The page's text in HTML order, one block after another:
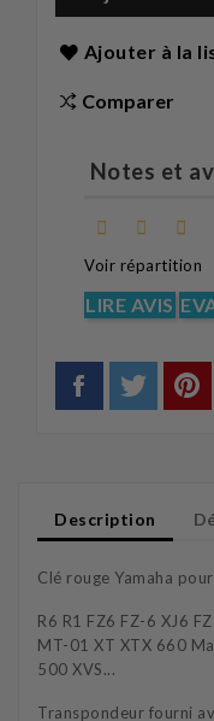
Ajouter à la
Comparer
Notes et
Voir répartition
LIRE AVIS
Description
Clé rouge Yamaha
R6 R1 FZ6 FZ-6 XJ6
MT-01 XT XTX 660
500 XVS...
Transpondeur fourni